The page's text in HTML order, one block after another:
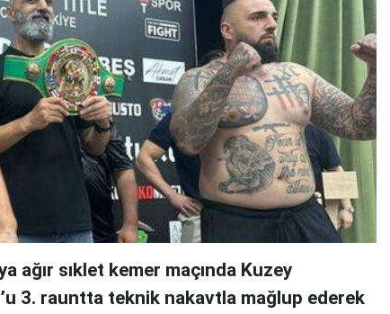
ağır sıklet kemer maçında Kuzey
3. rauntta teknik nakavtla mağlup ederek